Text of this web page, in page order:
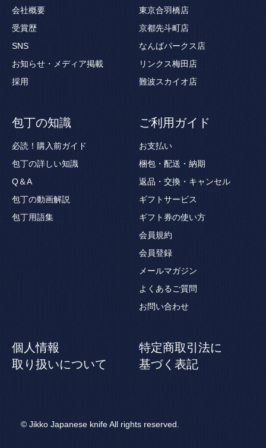
会社概要
受賞歴
SNS
お知らせ・メディア掲載
採用
東京合羽橋店
京都先斗町店
なんばパークス店
リンクス梅田店
難波スカイオ店
包丁の知識
必読！購入前ガイド
包丁の詳しい知識
Q＆A
包丁の動画解説
包丁用語集
ご利用ガイド
お支払い
梱包・配送・納期
返品・交換・キャンセル
ギフトサービス
ギフト券の使い方
会員規約
会員登録
メールマガジン
よくあるご質問
お問い合わせ
個人情報
取り扱いについて
特定商取引法に
基づく表記
© Jikko Japanese knife All rights reserved.